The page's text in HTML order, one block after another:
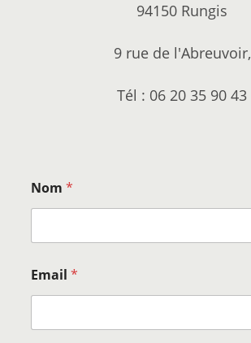
94150 Rungis
9 rue de l'Abreuvoir,
Tél : 06 20 35 90 43
Nom*
Email*